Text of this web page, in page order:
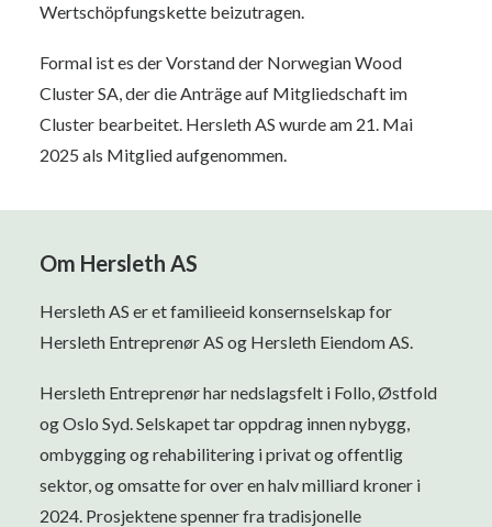
Wertschöpfungskette beizutragen.
Formal ist es der Vorstand der Norwegian Wood
Cluster SA, der die Anträge auf Mitgliedschaft im
Cluster bearbeitet. Hersleth AS wurde am 21. Mai
2025 als Mitglied aufgenommen.
Om Hersleth AS
Hersleth AS er et familieeid konsernselskap for
Hersleth Entreprenør AS og Hersleth Eiendom AS.
Hersleth Entreprenør har nedslagsfelt i Follo, Østfold
og Oslo Syd. Selskapet tar oppdrag innen nybygg,
ombygging og rehabilitering i privat og offentlig
sektor, og omsatte for over en halv milliard kroner i
2024. Prosjektene spenner fra tradisjonelle